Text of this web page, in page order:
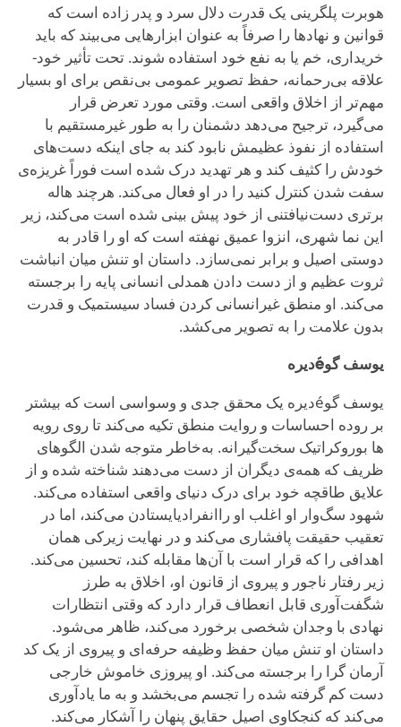
هوبرت پلگرینی یک قدرت دلال سرد و پدر زاده است که
قوانین و نهادها را صرفاً به عنوان ابزارهایی می‌بیند که باید
خریداری، خم یا به نفع خود استفاده شوند. تحت تأثیر خود-
علاقه بی‌رحمانه، حفظ تصویر عمومی بی‌نقص برای او بسیار
مهم‌تر از اخلاق واقعی است. وقتی مورد تعرض قرار
می‌گیرد، ترجیح می‌دهد دشمنان را به طور غیرمستقیم با
استفاده از نفوذ عظیمش نابود کند به جای اینکه دست‌های
خودش را کثیف کند و هر تهدید درک شده است فوراً غریزه‌ی
سفت شدن کنترل کنید را در او فعال می‌کند. هرچند هاله
برتری دست‌نیافتنی از خود پیش بینی شده است می‌کند، زیر
این نما شهری، انزوا عمیق نهفته است که او را قادر به
دوستی اصیل و برابر نمی‌سازد. داستان او تنش میان انباشت
ثروت عظیم و از دست دادن همدلی انسانی پایه را برجسته
می‌کند. او منطق غیرانسانی کردن فساد سیستمیک و قدرت
بدون علامت را به تصویر می‌کشد.
یوسف گوéدیره
یوسف گوéدیره یک محقق جدی و وسواسی است که بیشتر
بر روده احساسات و روایت منطق تکیه می‌کند تا روی رویه
ها بوروکراتیک سخت‌گیرانه. به‌خاطر متوجه شدن الگوهای
ظریف که همه‌ی دیگران از دست می‌دهند شناخته شده و از
علایق طاقچه خود برای درک دنیای واقعی استفاده می‌کند.
شهود سگ‌وار او اغلب او راانفرادیایستادن می‌کند، اما در
تعقیب حقیقت پافشاری می‌کند و در نهایت زیرکی همان
اهدافی را که قرار است با آن‌ها مقابله کند، تحسین می‌کند.
زیر رفتار ناجور و پیروی از قانون او، اخلاق به طرز
شگفت‌آوری قابل انعطاف قرار دارد که وقتی انتظارات
نهادی با وجدان شخصی برخورد می‌کند، ظاهر می‌شود.
داستان او تنش میان حفظ وظیفه حرفه‌ای و پیروی از یک کد
آرمان گرا را برجسته می‌کند. او پیروزی خاموش خارجی
دست کم گرفته شده را تجسم می‌بخشد و به ما یادآوری
می‌کند که کنجکاوی اصیل حقایق پنهان را آشکار می‌کند.